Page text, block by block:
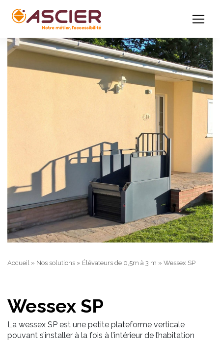
Accueil » Nos solutions » Élévateurs de 0,5m à 3 m » Wessex SP
Wessex SP
La wessex SP est une petite plateforme verticale
pouvant s’installer à la fois à l’intérieur de l’habitation